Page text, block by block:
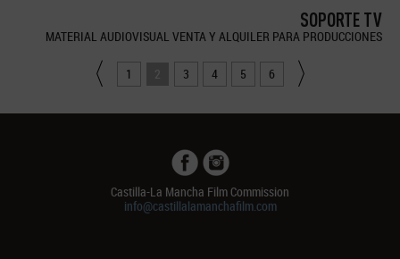
SOPORTE TV
MATERIAL AUDIOVISUAL VENTA Y ALQUILER PARA PRODUCCIONES
1 2 3 4 5 6
Castilla-La Mancha Film Commission
info@castillalamanchafilm.com